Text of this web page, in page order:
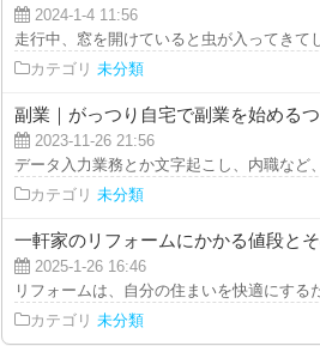
2024-1-4 11:56
走行中、窓を開けていると虫が入ってき
カテゴリ 未分類
副業｜がっつり自宅で副業を始める
2023-11-26 21:56
データ入力業務とか文字起こし、内職な
カテゴリ 未分類
一軒家のリフォームにかかる値段と
2025-1-26 16:46
リフォームは、自分の住まいを快適にす
カテゴリ 未分類